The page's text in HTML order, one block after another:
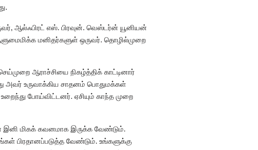
ஆல்ஃபிரட் எஸ். பிரவுன். வெஸ்டர்ன் யூனியன்
மனிதர்களுள் ஒருவர். தொழில்முறை
ஆராச்சியை நிகழ்த்திக் காட்டினார்
அவர் உருவாக்கிய சாதனம் பொதுமக்கள்
போய்விட்டனர். ஏசியும் காந்த முறை
இனி மிகக் கவனமாக இருக்க வேண்டும்.
பிரதானப்படுத்த வேண்டும். உங்களுக்கு